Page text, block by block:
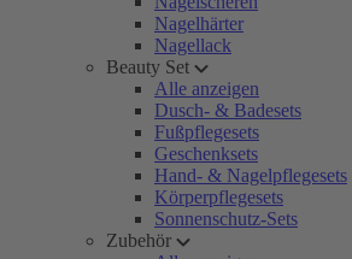
Nagelhärter
Nagellack
Beauty Set
Alle anzeigen
Dusch- & Badesets
Fußpflegesets
Geschenksets
Hand- & Nagelpflegesets
Körperpflegesets
Sonnenschutz-Sets
Zubehör